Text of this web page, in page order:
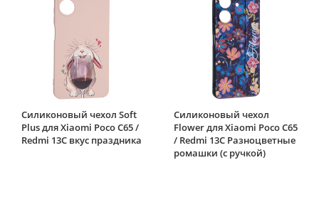
Силиконовый чехол Soft
Plus для Xiaomi Poco C65 /
Redmi 13C вкус праздника
Силиконовый чехол
Flower для Xiaomi Poco C65
/ Redmi 13C Разноцветные
ромашки (с ручкой)